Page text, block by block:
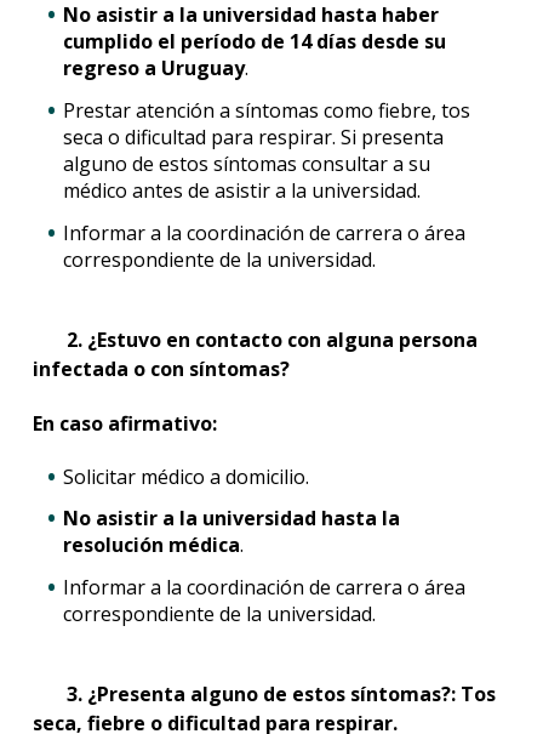
No asistir a la universidad hasta haber
cumplido el período de 14 días desde su
regreso a Uruguay.
Prestar atención a síntomas como fiebre, tos
seca o dificultad para respirar. Si presenta
alguno de estos síntomas consultar a su
médico antes de asistir a la universidad.
Informar a la coordinación de carrera o área
correspondiente de la universidad.
2. ¿Estuvo en contacto con alguna persona
infectada o con síntomas?
En caso afirmativo:
Solicitar médico a domicilio.
No asistir a la universidad hasta la
resolución médica.
Informar a la coordinación de carrera o área
correspondiente de la universidad.
3. ¿Presenta alguno de estos síntomas?: Tos
seca, fiebre o dificultad para respirar.